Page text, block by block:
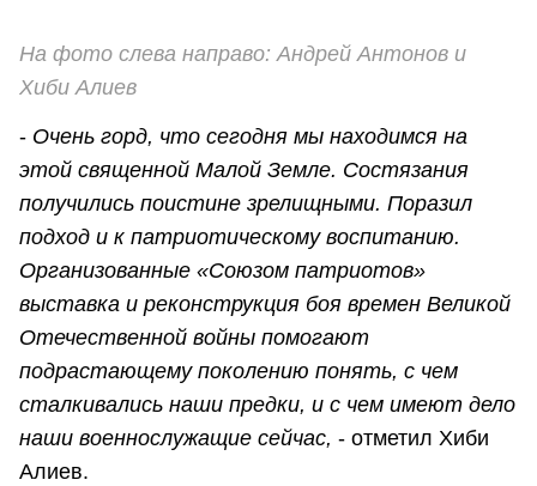
На фото слева направо: Андрей Антонов и
Хиби Алиев
- Очень горд, что сегодня мы находимся на
этой священной Малой Земле. Состязания
получились поистине зрелищными. Поразил
подход и к патриотическому воспитанию.
Организованные «Союзом патриотов»
выставка и реконструкция боя времен Великой
Отечественной войны помогают
подрастающему поколению понять, с чем
сталкивались наши предки, и с чем имеют дело
наши военнослужащие сейчас, - отметил Хиби
Алиев.